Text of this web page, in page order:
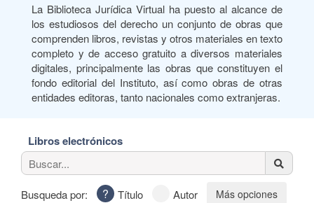
La Biblioteca Jurídica Virtual ha puesto al alcance de
los estudiosos del derecho un conjunto de obras que
comprenden libros, revistas y otros materiales en texto
completo y de acceso gratuito a diversos materiales
digitales, principalmente las obras que constituyen el
fondo editorial del Instituto, así como obras de otras
entidades editoras, tanto nacionales como extranjeras.
Libros electrónicos
Busqueda por: Título Autor Más opciones